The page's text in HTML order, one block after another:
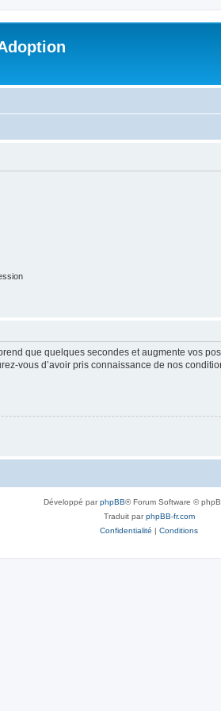
que quelques secondes et augmente vos
vous d’avoir pris connaissance de nos
Développé parphpBB® Forum Software ©
Traduit parphpBB-fr.com
Confidentialité | Conditions